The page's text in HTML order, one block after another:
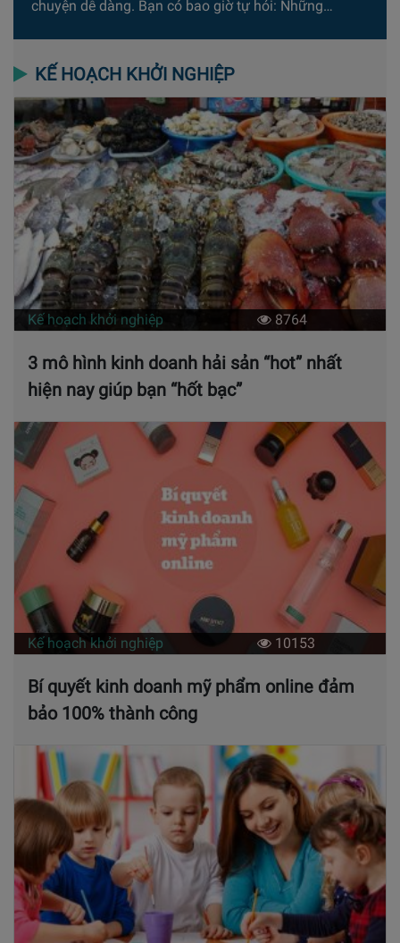
chuyện dễ dàng. Bạn có bao giờ tự hỏi: Những…
KẾ HOẠCH KHỞI NGHIỆP
Kế hoạch khởi nghiệp 8764
3 mô hình kinh doanh hải sản “hot” nhất
hiện nay giúp bạn “hốt bạc”
Kế hoạch khởi nghiệp 10153
Bí quyết kinh doanh mỹ phẩm online đảm
bảo 100% thành công